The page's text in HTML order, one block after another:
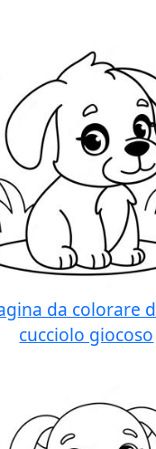
da colorare
cucciolo giocoso